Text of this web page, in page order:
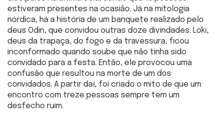
estiveram presentes na ocasião. Já na mitologia
nórdica, há a história de um banquete realizado pelo
deus Odin, que convidou outras doze divindades. Loki,
deus da trapaça, do fogo e da travessura, ficou
inconformado quando soube que não tinha sido
convidado para a festa. Então, ele provocou uma
confusão que resultou na morte de um dos
convidados. A partir daí, foi criado o mito de que um
encontro com treze pessoas sempre tem um
desfecho ruim.